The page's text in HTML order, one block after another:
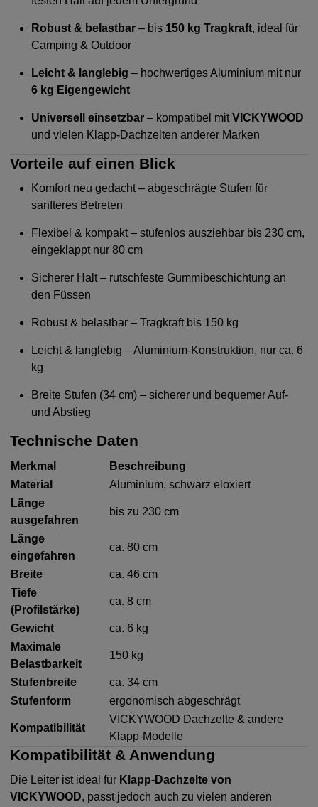
Robust & belastbar – bis 150 kg Tragkraft, ideal für
Camping & Outdoor
Leicht & langlebig – hochwertiges Aluminium mit nur
6 kg Eigengewicht
Universell einsetzbar – kompatibel mitVICKYWOOD
und vielen Klapp-Dachzelten anderer Marken
Vorteile auf einen Blick
Komfort neu gedacht – abgeschrägte Stufen für
sanfteres Betreten
Flexibel & kompakt – stufenlos ausziehbar bis 230 cm,
eingeklappt nur 80 cm
Sicherer Halt – rutschfeste Gummibeschichtung an
den Füssen
Robust & belastbar – Tragkraft bis 150 kg
Leicht & langlebig – Aluminium-Konstruktion, nur ca. 6
kg
Breite Stufen (34 cm) – sicherer und bequemer Auf-
und Abstieg
Technische Daten
Merkmal
Beschreibung
Material
Aluminium, schwarz eloxiert
Länge
ausgefahren
bis zu 230 cm
Länge
eingefahren
ca. 80 cm
Breite
ca. 46 cm
Tiefe
(Profilstärke)
ca. 8 cm
Gewicht
ca. 6 kg
Maximale
Belastbarkeit
150 kg
Stufenbreite
ca. 34 cm
Stufenform
ergonomisch abgeschrägt
Kompatibilität
VICKYWOOD Dachzelte & andere
Klapp-Modelle
Kompatibilität & Anwendung
Die Leiter ist ideal für Klapp-Dachzelte von
VICKYWOOD, passt jedoch auch zu vielen anderen